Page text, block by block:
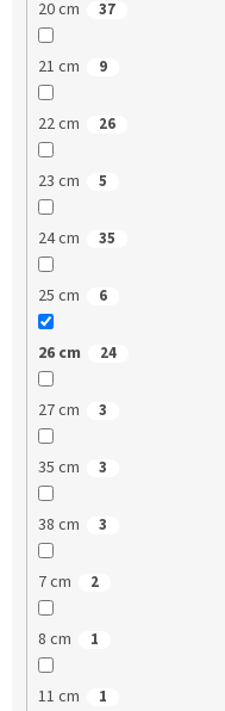
20 cm 37
21 cm 9
22 cm 26
23 cm 5
24 cm 35
25 cm 6
26 cm 24
27 cm 3
35 cm 3
38 cm 3
7 cm 2
8 cm 1
11 cm 1